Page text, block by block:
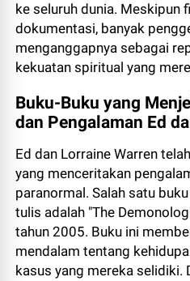
ke seluruh dunia. Meskipun
dokumentasi, banyak
menganggapnya sebagai
kekuatan spiritual yang
Buku-Buku yang
dan Pengalaman Ed
Ed dan Lorraine Warren
yang menceritakan
paranormal. Salah satu
tulis adalah "The
tahun 2005. Buku ini
mendalam tentang
kasus yang mereka selidiki.